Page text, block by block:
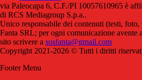
via Paleocapa 6, C.F./PI 10057610965 è
di RCS Mediagroup S.p.a..
Unico responsabile dei contenuti (testi,
Fanta SRL; per ogni comunicazione avente
sito scrivere a sosfanta@gmail.com
Copyright 2021-2026 © Tutti i diritti
Footer Menu